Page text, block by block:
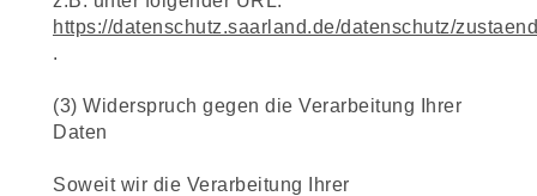
https://datenschutz.saarland.de/datenschutz/
.
(3) Widerspruch gegen die Verarbeitung Ihrer
Daten
Soweit wir die Verarbeitung Ihrer